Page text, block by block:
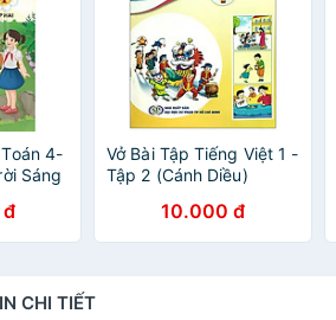
4-
Sáng
Vở Bài Tập Tiếng Việt 1 -
Tập 2 (Cánh Diều)
10.000 đ
CHI TIẾT